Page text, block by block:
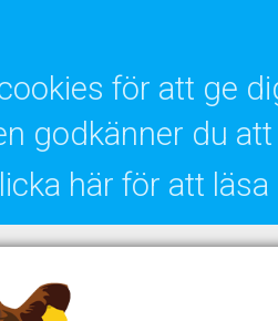
för att ge
godkänner du
här för att